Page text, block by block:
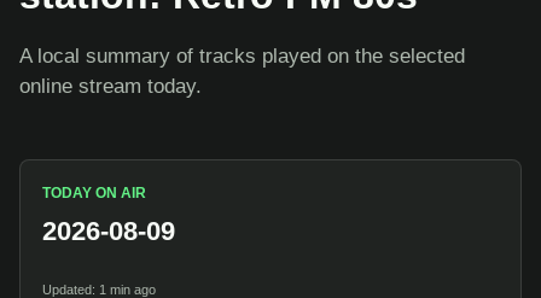
A local summary of tracks played on the selected
online stream today.
TODAY ON AIR
2026-08-09
Updated: 1 min ago